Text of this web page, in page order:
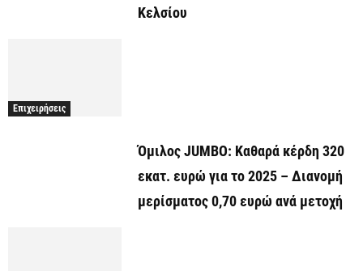
Κελσίου
Επιχειρήσεις
Όμιλος JUMBO: Καθαρά κέρδη 320
εκατ. ευρώ για το 2025 – Διανομή
μερίσματος 0,70 ευρώ ανά μετοχή